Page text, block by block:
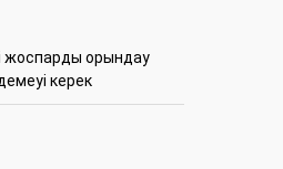
жоспарды орындау
керек